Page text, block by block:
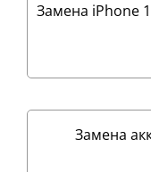
Замена iPhone
Замена